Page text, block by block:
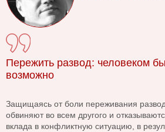
Пережить развод: человеком
возможно
Защищаясь от боли переживания
обвиняют во всем другого и
вклада в конфликтную ситуацию, в